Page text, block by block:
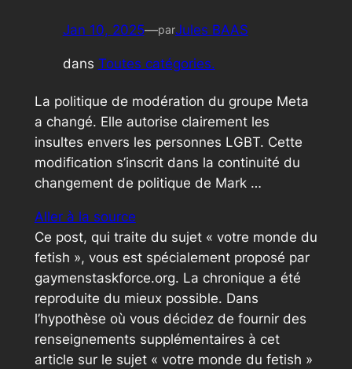
Jan 10, 2025—parJules BAAS
dans Toutes catégories.
La politique de modération du groupe Meta
a changé. Elle autorise clairement les
insultes envers les personnes LGBT. Cette
modification s’inscrit dans la continuité du
changement de politique de Mark …
Aller à la source
Ce post, qui traite du sujet « votre monde du
fetish », vous est spécialement proposé par
gaymenstaskforce.org. La chronique a été
reproduite du mieux possible. Dans
l’hypothèse où vous décidez de fournir des
renseignements supplémentaires à cet
article sur le sujet « votre monde du fetish »